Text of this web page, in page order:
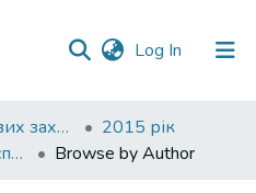
Log In (current)
Матеріали наукових заходів
2015 рік
Стан, проблеми та перспективи сучасної юриспруденції України в умовах євроінтеграції: правові та суспільні аспекти
Browse by Author